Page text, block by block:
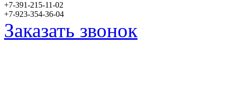
+7-391-215-11-02
+7-923-354-36-04
Заказать звонок